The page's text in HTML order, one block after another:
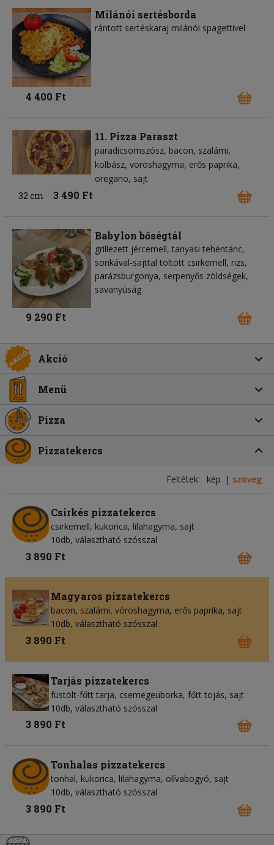
Milánói sertésborda
rántott sertéskaraj milánói spagettivel
4 400 Ft
11. Pizza Paraszt
paradicsomszósz bacon szalámi
kolbász vöröshagyma erős paprika
oregano sajt
32 cm
3 490 Ft
Babylon bőségtál
grillezett jércemell, tanyasi tehéntánc,
sonkával-sajttal töltött csirkemell, rizs,
parázsburgonya, serpenyős zöldségek,
savanyúság
9 290 Ft
Akció
Menü
Pizza
Pizzatekercs
Feltétek: kép szöveg
Csirkés pizzatekercs
csirkemell kukorica lilahagyma sajt
10db, választható szósszal
3 890 Ft
Magyaros pizzatekercs
bacon szalámi vöröshagyma erős paprika sajt
10db, választható szósszal
3 890 Ft
Tarjás pizzatekercs
füstölt-főtt tarja csemegeuborka főtt tojás sajt
10db, választható szósszal
3 890 Ft
Tonhalas pizzatekercs
tonhal kukorica lilahagyma olívabogyó sajt
10db, választható szósszal
3 890 Ft